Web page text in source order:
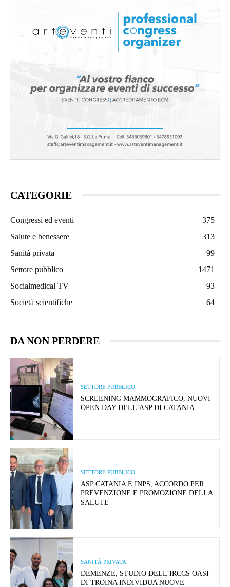
CATEGORIE
Congressi ed eventi
375
Salute e benessere
313
Sanità privata
99
Settore pubblico
1471
Socialmedical TV
93
Società scientifiche
64
DA NON PERDERE
SETTORE PUBBLICO
SCREENING MAMMOGRAFICO, NUOVI
OPEN DAY DELL’ASP DI CATANIA
SETTORE PUBBLICO
ASP CATANIA E INPS, ACCORDO PER
PREVENZIONE E PROMOZIONE DELLA
SALUTE
SANITÀ PRIVATA
DEMENZE, STUDIO DELL’IRCCS OASI
DI TROINA INDIVIDUA NUOVE